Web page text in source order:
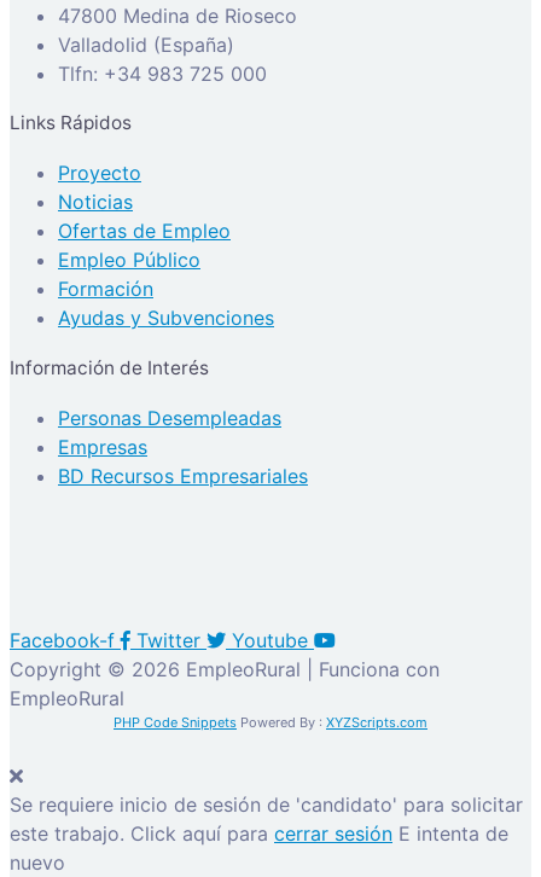
47800 Medina de Rioseco
Valladolid (España)
Tlfn: +34 983 725 000
Links Rápidos
Proyecto
Noticias
Ofertas de Empleo
Empleo Público
Formación
Ayudas y Subvenciones
Información de Interés
Personas Desempleadas
Empresas
BD Recursos Empresariales
Facebook-f Twitter
Youtube
Copyright © 2026 EmpleoRural | Funciona con
EmpleoRural
PHP Code Snippets Powered By : XYZScripts.com
Se requiere inicio de sesión de 'candidato' para solicitar
este trabajo. Click aquí para cerrar sesión E intenta de
nuevo